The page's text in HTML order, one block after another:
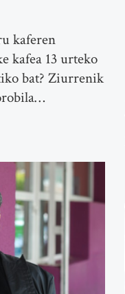
kaferen
kafea 13 urteko
bat? Ziurrenik